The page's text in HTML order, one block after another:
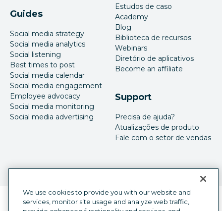
Guides
Social media strategy
Social media analytics
Social listening
Best times to post
Social media calendar
Social media engagement
Employee advocacy
Social media monitoring
Social media advertising
Estudos de caso
Academy
Blog
Biblioteca de recursos
Webinars
Diretório de aplicativos
Become an affiliate
Support
Precisa de ajuda?
Atualizações de produto
Fale com o setor de vendas
Seletor de idioma
Portuguese
We use cookies to provide you with our website and
services, monitor site usage and analyze web traffic,